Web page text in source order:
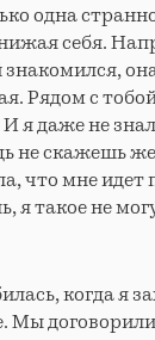
одна
себя.
Рядом с
я даже не
не скажешь
что мне идет
я такое не
когда я
Мы